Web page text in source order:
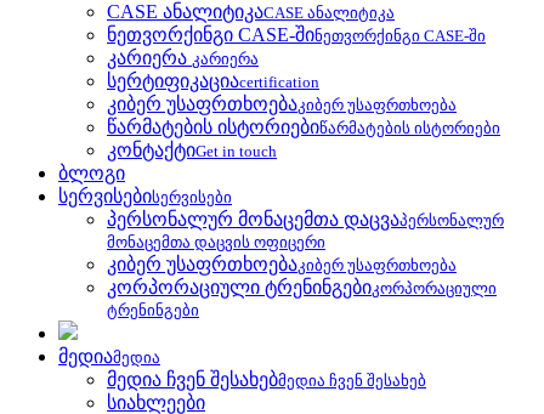
CASE ანალიტიკაCASE ანალიტიკა
ნეთვორქინგი CASE-შინეთვორქინგი CASE-ში
კარიერა კარიერა
სერტიფიკაციაcertification
კიბერ უსაფრთხოებაკიბერ უსაფრთხოება
წარმატების ისტორიებიწარმატების ისტორიები
კონტაქტიGet in touch
ბლოგი
სერვისებისერვისები
პერსონალურ მონაცემთა დაცვაპერსონალურ
მონაცემთა დაცვის ოფიცერი
კიბერ უსაფრთხოებაკიბერ უსაფრთხოება
კორპორაციული ტრენინგებიკორპორაციული
ტრენინგები
მედიამედია
მედია ჩვენ შესახებმედია ჩვენ შესახებ
სიახლეები